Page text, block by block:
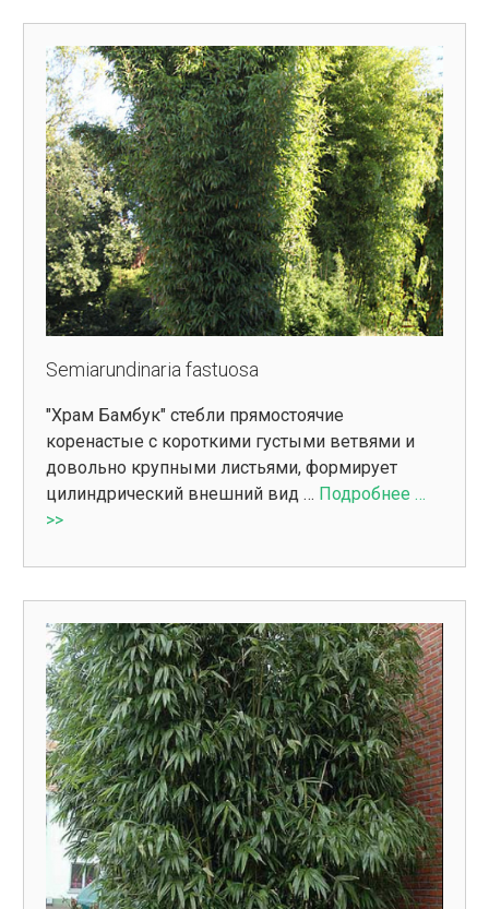
Semiarundinaria fastuosa
"Храм Бамбук" стебли прямостоячие
коренастые с короткими густыми ветвями и
довольно крупными листьями, формирует
цилиндрический внешний вид … Подробнее …
>>